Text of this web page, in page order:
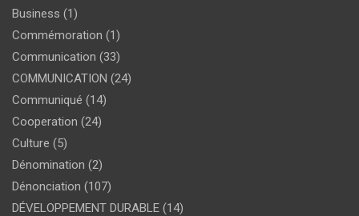
Business (1)
Commémoration (1)
Communication (33)
COMMUNICATION (24)
Communiqué (14)
Cooperation (24)
Culture (5)
Dénomination (2)
Dénonciation (107)
DÉVELOPPEMENT DURABLE (14)